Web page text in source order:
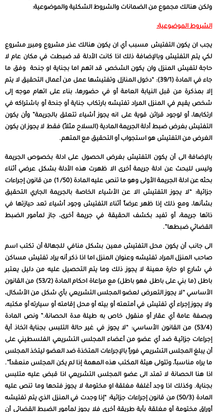
ولكن هنالك مجموع من الضمانات والشروط الشكلية والموضوعية:
الشروط الموضوعية:
يجب ان يكون التفتيش مسبب أي ان يكون هنالك عذر مشروع ومبرر مشروع
لكي يتم التفتيش وبالإضافة ذلك اذا كانت الأدلة قد ضبطت في مكان عام لا
حاجة لتفيش المنزل وان يكون الشخص قد اتهم اما بجناية او جنحة وفق ما
جاء في المادة (39/1): “دخول المنازل وتفتيشها عمل من أعمال التحقيق لا يتم
إلا بمذكرة من قبل النيابة العامة أو في حضورها، بناء على اتهام موجه إلى
شخص يقيم في المنزل المراد تفتيشه بارتكاب جناية أو جنحة أو باشتراكه في
ارتكابها، أو لوجود قرائن قوية على انه يجوز أشياء تتعلق بالجريمة” وأن يكون
التفتيش بغرض ضبط أدلة الجريمة المادية (السلاح مثلاً) فقط لا يجوز ان يكون
الغرض من التفتيش هو استجواب أو التحقيق مع المتهم.
بالإضافة الى أن يكون التفتيش بغرض الحصول على ادلة بخصوص الجريمة
وليس للبحث عن ادلة جريمة أخرى الا ظهرت هذه الأدلة بشكل عرضي أثناء
بحثه عن ادلة الجريمة الأولى وهو ما تنص عليه المادة (50/ 1) من قانون إجراءات
جزائية: “لا يجوز التفتيش الا عن الأشياء الخاصة بالجريمة الجاري التحقيق
بشأنها، ومع ذلك إذا ظهر عرضاً أثناء التفتيش وجود أشياء تعد حيازتها في
ذاتها جريمة، أو تفيد بكشف الحقيقة في جريمة أخرى، جاز لمأمور الضبط
القضائي ضبطها”.
الى جانب أن يكون محل التفتيش معين بشكل منافي للجهالة أن تكتب اسم
صاحب المنزل المراد تفتيشه وعنوان المنزل اما اذا ذكر أنه يراد تفتيش مساكن
في شارع او حارة معينة لا يجوز ذلك وما يتم التحصيل عليه من دليل يعتبر
باطل (ما بني على باطل فهو باطل) مع مراعاة احكام المادة (53/2) من القانون
الأساسي “لا يجوز التعرض لعضو المجلس التشريعي بأي شكل من الأشكال،
ولا يجوز إجراء أي تفتيش في أمتعته أو بيته أو محل إقامته أو سيارته أو مكتبه،
وبصفة عامة أي عقار أو منقول خاص به طيلة مدة الحصانة.” ونص المادة
(53/4) من القانون الأساسي: “لا يجوز في غير حالة التلبس بجناية اتخاذ أية
إجراءات جزائيـة ضد أي عضو من أعضاء المجلس التشريعي الفلسطيني على
أن يبلغ المجلس التشريعي فوراً بالإجراءات المتخذة ضد العضو ليتخذ المجلس
ما يراه مناسباً، وتتولى هيئة المكتب هذه المهمة إذا لم يكن المجلس منعقداً”.
اذا هنا الحصانة لا تمتد الى عضو المجلس التشريعي اذا قبض عليه متلبس
بجناية. وكذلك اذا وجد أغلفة مغلقة او مختومة لا يجوز فتحها وما تنص عليه
المادة (50/3) من قانون إجراءات جزائية: “إذا وجدت في المنزل الذي يتم تفتيشه
أوراق مختومة أو مغلقة بأية طريقة أخرى فلا يجوز لمأمور الضبط القضائي أن